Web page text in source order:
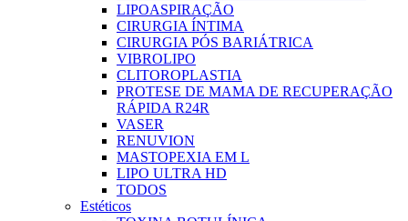
LIPOASPIRAÇÃO
CIRURGIA ÍNTIMA
CIRURGIA PÓS BARIÁTRICA
VIBROLIPO
CLITOROPLASTIA
PROTESE DE MAMA DE RECUPERAÇÃO
RÁPIDA R24R
VASER
RENUVION
MASTOPEXIA EM L
LIPO ULTRA HD
TODOS
Estéticos